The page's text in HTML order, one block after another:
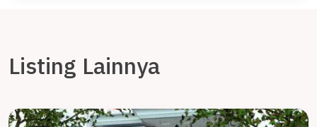
Listing Lainnya